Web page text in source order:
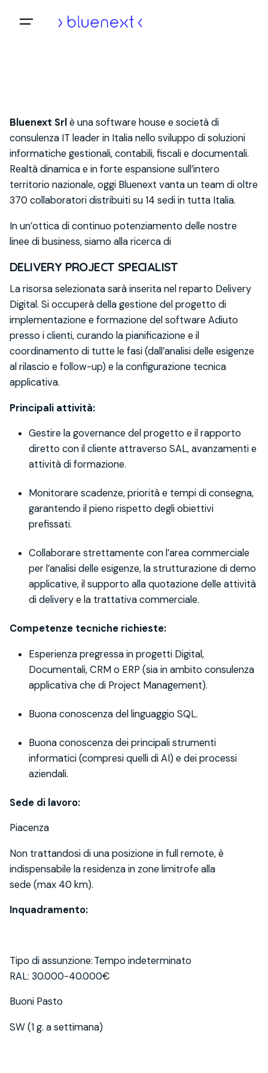
Home
Bluenext Srlè una software house e società di
consulenza IT leader in Italia nello sviluppo di soluzioni
informatiche gestionali, contabili, fiscali e documentali.
Realtà dinamica e in forte espansione sull’intero
territorio nazionale, oggi Bluenext vanta un team di oltre
370 collaboratori distribuiti su 14 sedi in tutta Italia.
In un’ottica di continuo potenziamento delle nostre
linee di business, siamo alla ricerca di
DELIVERY PROJECT SPECIALIST
La risorsa selezionata sarà inserita nel reparto Delivery
Digital. Si occuperà della gestione del progetto di
implementazione e formazione del software Adiuto
presso i clienti, curando la pianificazione e il
coordinamento di tutte le fasi (dall’analisi delle esigenze
al rilascio e follow-up) e la configurazione tecnica
applicativa.
Principali attività:
Gestire la governance del progetto e il rapporto
diretto con il cliente attraverso SAL, avanzamenti e
attività di formazione.
Monitorare scadenze, priorità e tempi di consegna,
garantendo il pieno rispetto degli obiettivi
prefissati.
Collaborare strettamente con l’area commerciale
per l’analisi delle esigenze, la strutturazione di demo
applicative, il supporto alla quotazione delle attività
di delivery e la trattativa commerciale.
Competenze tecniche richieste:
Esperienza pregressa in progetti Digital,
Documentali, CRM o ERP (sia in ambito consulenza
applicativa che di Project Management).
Buona conoscenza del linguaggio SQL.
Buona conoscenza dei principali strumenti
informatici (compresi quelli di AI) e dei processi
aziendali.
Sede di lavoro:
Piacenza
Non trattandosi di una posizione in full remote, è
indispensabile la residenza in zone limitrofe alla
sede (max 40 km).
Inquadramento:
Tipo di assunzione: Tempo indeterminato
RAL: 30.000-40.000€
Buoni Pasto
SW (1 g. a settimana)